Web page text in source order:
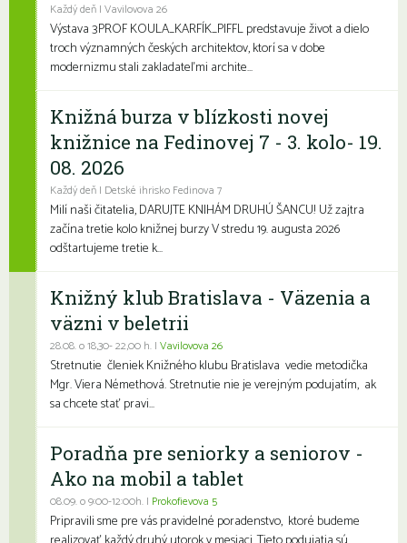
Každý deň | Vavilovova 26
Výstava 3PROF KOULA_KARFÍK_PIFFL predstavuje život a dielo
troch významných českých architektov, ktorí sa v dobe
modernizmu stali zakladateľmi archite...
Knižná burza v blízkosti novej
knižnice na Fedinovej 7 - 3. kolo- 19.
08. 2026
Každý deň | Detské ihrisko Fedinova 7
Milí naši čitatelia, DARUJTE KNIHÁM DRUHÚ ŠANCU! Už zajtra
začína tretie kolo knižnej burzy V stredu 19. augusta 2026
odštartujeme tretie k...
Knižný klub Bratislava - Väzenia a
väzni v beletrii
28.08. o 18,30- 22,00 h. | Vavilovova 26
Stretnutie členiek Knižného klubu Bratislava vedie metodička
Mgr. Viera Némethová. Stretnutie nie je verejným podujatím, ak
sa chcete stať pravi...
Poradňa pre seniorky a seniorov -
Ako na mobil a tablet
08.09. o 9:00-12:00h. | Prokofievova 5
Pripravili sme pre vás pravidelné poradenstvo, ktoré budeme